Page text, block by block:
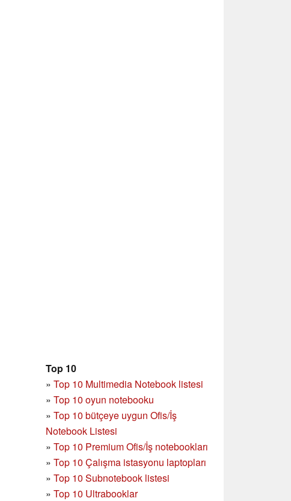
Top 10
» Top 10 Multimedia Notebook listesi
» Top 10 oyun notebooku
» Top 10 bütçeye uygun Ofis/İş
Notebook Listesi
» Top 10 Premium Ofis/İş notebookları
» Top 10 Çalışma istasyonu laptopları
» Top 10 Subnotebook listesi
» Top 10 Ultrabooklar